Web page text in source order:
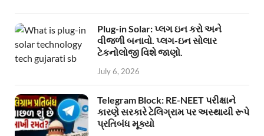
Plug-in Solar: પ્લગ ઇન કરો અને
વીજળી બનાવો. પ્લગ-ઇન સોલાર
ટેકનોલોજી વિશે જાણો.
July 6, 2026
Telegram Block: RE-NEET પરીક્ષાને
કારણે સરકારે ટેલિગ્રામ પર અસ્થાયી રૂપે
પ્રતિબંધ મૂક્યો